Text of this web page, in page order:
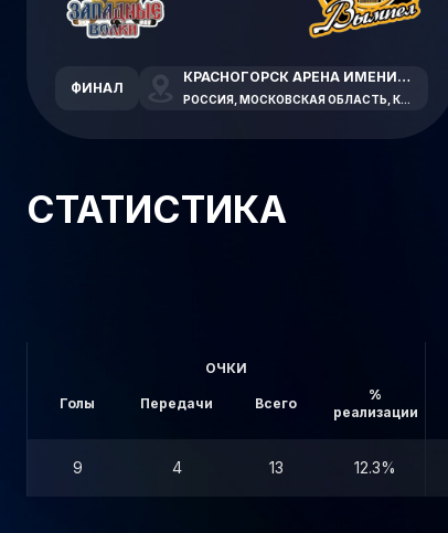
ФИНАЛ
КРАСНОГОРСК АРЕНА ИМЕНИ В.В. ПЕТРОВА
РОССИЯ, МОСКОВСКАЯ ОБЛАСТЬ, КРАСНОГОРСК, ЛЕСНАЯ УЛИЦА, 1А
СТАТИСТИКА
ОЧКИ
Голы Передачи Всего
%
реализации
9 4 13 12.3%